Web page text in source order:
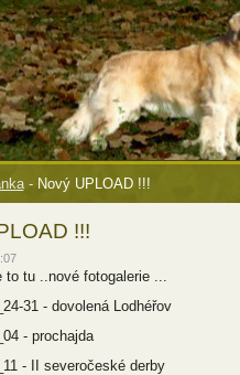
- Nový UPLOAD !!!
!!!
to tu ..nové fotogalerie ...
31 - dovolená Lodhéřov
- prochajda
- II severočeské derby